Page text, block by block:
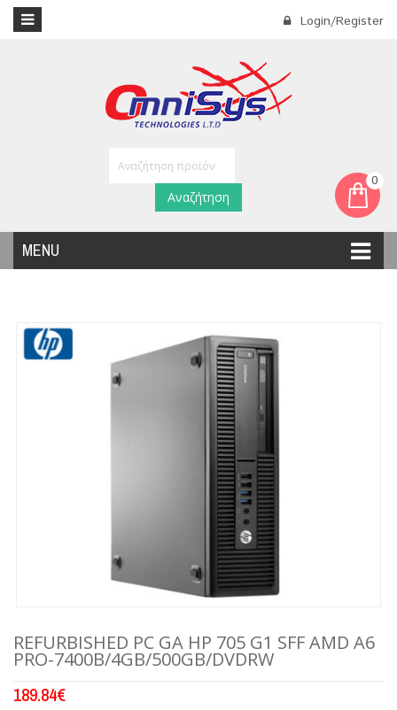
Login/Register
0
MENU
Αναζήτηση
REFURBISHED PC GA HP 705 G1 SFF AMD A6
PRO-7400B/4GB/500GB/DVDRW
189.84€